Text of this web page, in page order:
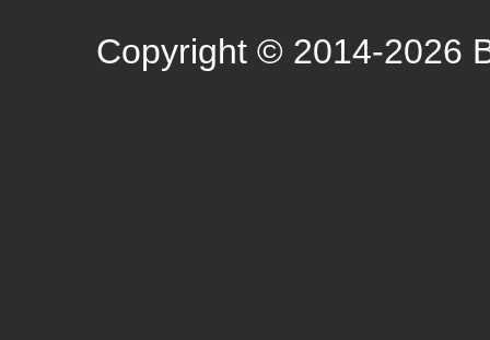
Copyright © 2014-2026